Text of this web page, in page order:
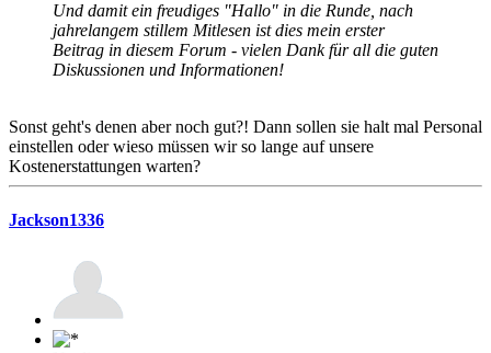
Und damit ein freudiges "Hallo" in die Runde, nach
jahrelangem stillem Mitlesen ist dies mein erster
Beitrag in diesem Forum - vielen Dank für all die guten
Diskussionen und Informationen!
Sonst geht's denen aber noch gut?! Dann sollen sie halt mal Personal
einstellen oder wieso müssen wir so lange auf unsere
Kostenerstattungen warten?
Jackson1336